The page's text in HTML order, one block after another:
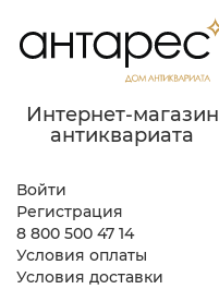
Интернет-магазин
антиквариата
Войти
Регистрация
8 800 500 47 14
Условия оплаты
Условия доставки